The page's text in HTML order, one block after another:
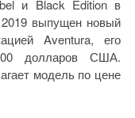
и Black Edition в
2019 выпущен новый
Aventura, его
долларов США.
модель по цене